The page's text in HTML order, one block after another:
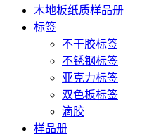
木地板纸质样品册
标签
不干胶标签
不锈钢标签
亚克力标签
双色板标签
滴胶
样品册